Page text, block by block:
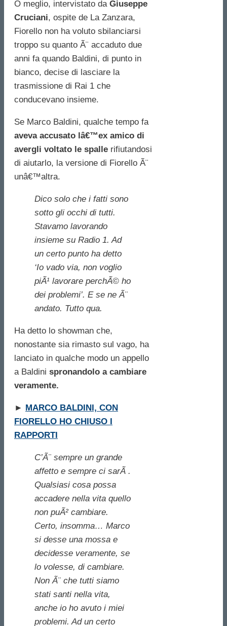
O meglio, intervistato da Giuseppe
Cruciani, ospite de La Zanzara,
Fiorello non ha voluto sbilanciarsi
troppo su quanto Ã¨ accaduto due
anni fa quando Baldini, di punto in
bianco, decise di lasciare la
trasmissione di Rai 1 che
conducevano insieme.
Se Marco Baldini, qualche tempo fa
aveva accusato lâ€™ex amico di
avergli voltato le spalle rifiutandosi
di aiutarlo, la versione di Fiorello Ã¨
unâ€™altra.
Dico solo che i fatti sono
sotto gli occhi di tutti.
Stavamo lavorando
insieme su Radio 1. Ad
un certo punto ha detto
‘Io vado via, non voglio
piÃ¹ lavorare perchÃ© ho
dei problemi’. E se ne Ã¨
andato. Tutto qua.
Ha detto lo showman che,
nonostante sia rimasto sul vago, ha
lanciato in qualche modo un appello
a Baldini spronandolo a cambiare
veramente.
►
MARCO BALDINI, CON
FIORELLO HO CHIUSO I
RAPPORTI
C’Ã¨ sempre un grande
affetto e sempre ci sarÃ .
Qualsiasi cosa possa
accadere nella vita quello
non puÃ² cambiare.
Certo, insomma… Marco
si desse una mossa e
decidesse veramente, se
lo volesse, di cambiare.
Non Ã¨ che tutti siamo
stati santi nella vita,
anche io ho avuto i miei
problemi. Ad un certo